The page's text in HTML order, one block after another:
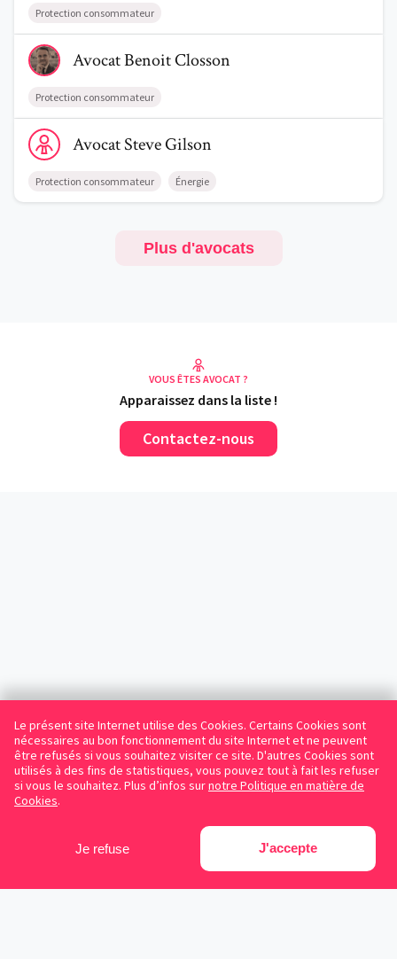
Le présent site Internet utilise des Cookies. Certains Cookies sont
nécessaires au bon fonctionnement du site Internet et ne peuvent
être refusés si vous souhaitez visiter ce site. D'autres Cookies sont
utilisés à des fins de statistiques, vous pouvez tout à fait les refuser
si vous le souhaitez. Plus d’infos surnotre Politique en matière de
Cookies.
Je refuse J'accepte
Protection consommateur
Voir le profil de AvocatBenoit Closson
AvocatBenoitClosson
Protection consommateur
Voir le profil de AvocatSteve Gilson
AvocatSteveGilson
Protection consommateur Énergie
Plus d'avocats
VOUS ÊTES AVOCAT ?
Apparaissez dans la liste !
Contactez-nous